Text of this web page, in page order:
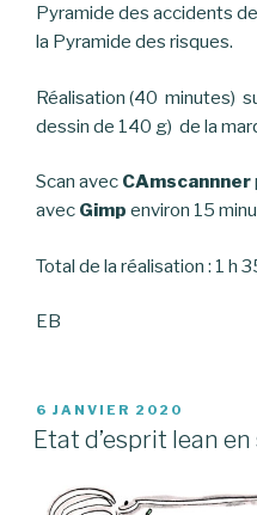
Pyramide des accidents
la Pyramide des risques.
Réalisation (40 minutes)
dessin de 140 g) de la
Scan avec CAmscannner
avec Gimp environ 15
Total de la réalisation : 1 h
EB
PUBLIÉ
LE
6 JANVIER 2020
Etat d’esprit lean